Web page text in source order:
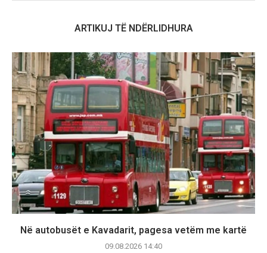
ARTIKUJ TË NDËRLIDHURA
Në autobusët e Kavadarit, pagesa vetëm me kartë
09.08.2026 14:40